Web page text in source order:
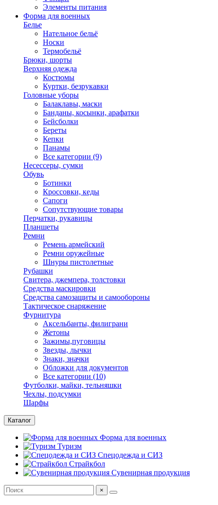
Элементы питания
Форма для военных
Белье
Нательное бельё
Носки
Термобельё
Брюки, шорты
Верхняя одежда
Костюмы
Куртки, безрукавки
Головные уборы
Балаклавы, маски
Банданы, косынки, арафатки
Бейсболки
Береты
Кепки
Панамы
Все категории (9)
Несессеры, сумки
Обувь
Ботинки
Кроссовки, кеды
Сапоги
Сопутствующие товары
Перчатки, рукавицы
Планшеты
Ремни
Ремень армейский
Ремни оружейные
Шнуры пистолетные
Рубашки
Свитера, джемпера, толстовки
Средства маскировки
Средства самозащиты и самообороны
Тактическое снаряжение
Фурнитура
Аксельбанты, филиграни
Жетоны
Зажимы,пуговицы
Звезды, лычки
Знаки, значки
Обложки для документов
Все категории (10)
Футболки, майки, тельняшки
Чехлы, подсумки
Шарфы
Каталог
Форма для военных
Туризм
Спецодежда и СИЗ
Страйкбол
Сувенирная продукция
×